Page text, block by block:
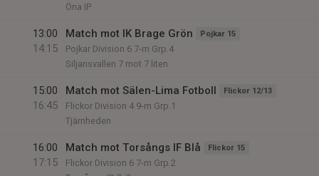
Öna IP
13:00
14:15
Match mot IK Brage Grön Pojkar 15
Pojkar Division 6 7-m Grp.4
Siljansvallen 7 mot 7 liten
15:00
16:45
Match mot Sälen-Lima Fotboll Flickor 12/13
Flickor Division 4 9-m Grp.1
Tjärnheden
16:00
17:15
Match mot Torsångs IF Blå Flickor 15
Flickor Division 6 7-m Grp.2